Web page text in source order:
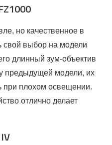
но качественное в
свой выбор на модели
длинный зум-объектив
предыдущей модели, их
при плохом освещении.
отлично делает